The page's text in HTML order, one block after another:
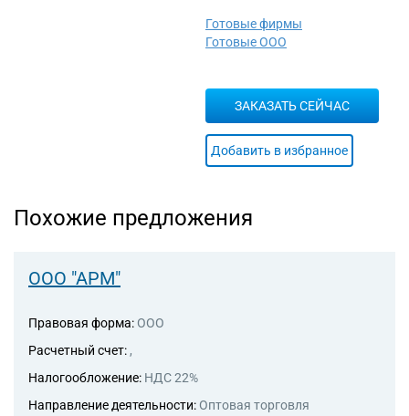
неспециализированными
автотранспортными
средствами
автомобильного транспорта с
водителем
49.42 Предоставление услуг
по перевозкам
52.29 Деятельность
62.02 Деятельность
обработке данных,
Готовые фирмы
Готовые ООО
ЗАКАЗАТЬ СЕЙЧАС
Добавить в избранное
Похожие предложения
ООО "АРМ"
Правовая форма: ООО
Расчетный счет: ,
Налогообложение: НДС 22%
Направление деятельности: Оптовая торговля